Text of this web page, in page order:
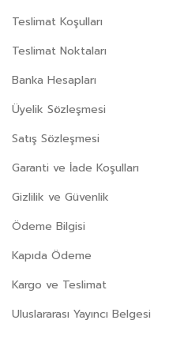
Teslimat Koşulları
Teslimat Noktaları
Banka Hesapları
Üyelik Sözleşmesi
Satış Sözleşmesi
Garanti ve İade Koşulları
Gizlilik ve Güvenlik
Ödeme Bilgisi
Kapıda Ödeme
Kargo ve Teslimat
Uluslararası Yayıncı Belgesi